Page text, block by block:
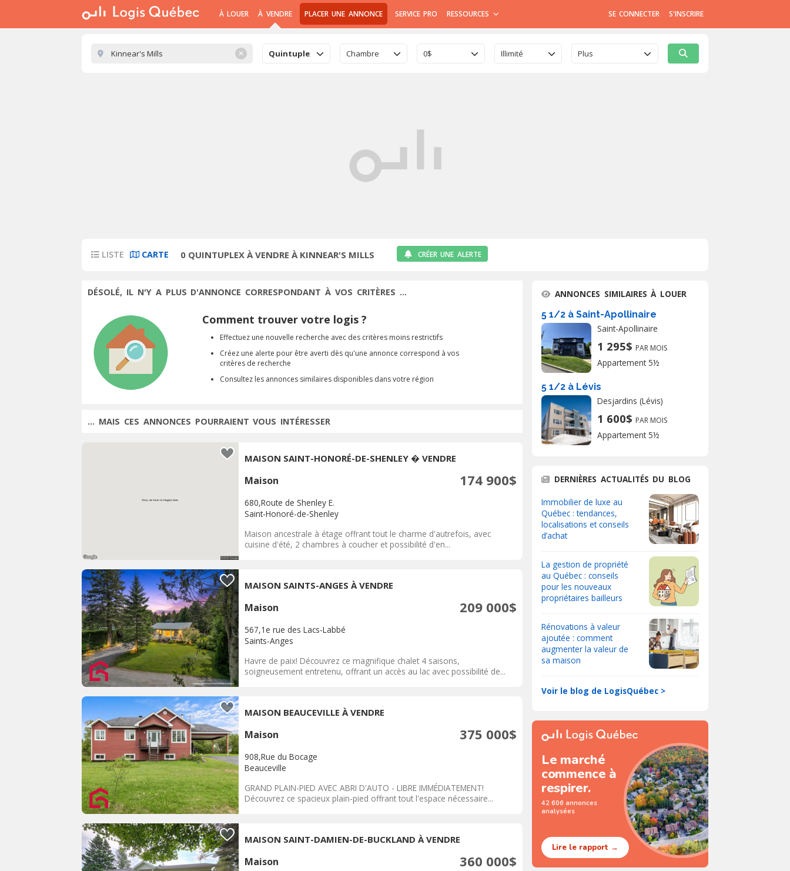
À LOUER À VENDRE PLACER UNE ANNONCE SERVICE PRO RESSOURCES SE CONNECTER S'INSCRIRE
✕ Quintuplex Chambre 0$ Illimité Plus
LISTE CARTE 0 QUINTUPLEX À VENDRE À KINNEAR'S MILLS CRÉER UNE ALERTE
DÉSOLÉ, IL N'Y A PLUS D'ANNONCE CORRESPONDANT À VOS CRITÈRES ...
Comment trouver votre logis ?
Effectuez une nouvelle recherche avec des critères moins restrictifs
Créez une alerte pour être averti dès qu'une annonce correspond à vos
critères de recherche
Consultez les annonces similaires disponibles dans votre région
... MAIS CES ANNONCES POURRAIENT VOUS INTÉRESSER
MAISON SAINT-HONORÉ-DE-SHENLEY � VENDRE
Maison 174 900$
680,Route de Shenley E.
Saint-Honoré-de-Shenley
Maison ancestrale à étage offrant tout le charme d'autrefois, avec
cuisine d'été, 2 chambres à coucher et possibilité d'en...
MAISON SAINTS-ANGES À VENDRE
Maison 209 000$
567,1e rue des Lacs-Labbé
Saints-Anges
Havre de paix! Découvrez ce magnifique chalet 4 saisons,
soigneusement entretenu, offrant un accès au lac avec possibilité de...
MAISON BEAUCEVILLE À VENDRE
Maison 375 000$
908,Rue du Bocage
Beauceville
GRAND PLAIN-PIED AVEC ABRI D'AUTO - LIBRE IMMÉDIATEMENT!
Découvrez ce spacieux plain-pied offrant tout l'espace nécessaire...
MAISON SAINT-DAMIEN-DE-BUCKLAND À VENDRE
Maison 360 000$
ANNONCES SIMILAIRES À LOUER
5 1/2 à Saint-Apollinaire
Saint-Apollinaire
1 295$ PAR MOIS
Appartement 5½
5 1/2 à Lévis
Desjardins (Lévis)
1 600$ PAR MOIS
Appartement 5½
DERNIÈRES ACTUALITÉS DU BLOG
Immobilier de luxe au
Québec : tendances,
localisations et conseils
d’achat
La gestion de propriété
au Québec : conseils
pour les nouveaux
propriétaires bailleurs
Rénovations à valeur
ajoutée : comment
augmenter la valeur de
sa maison
Voir le blog de LogisQuébec >
Le marché
commence à
respirer.
42 606 annonces
analysées
Lire le rapport →